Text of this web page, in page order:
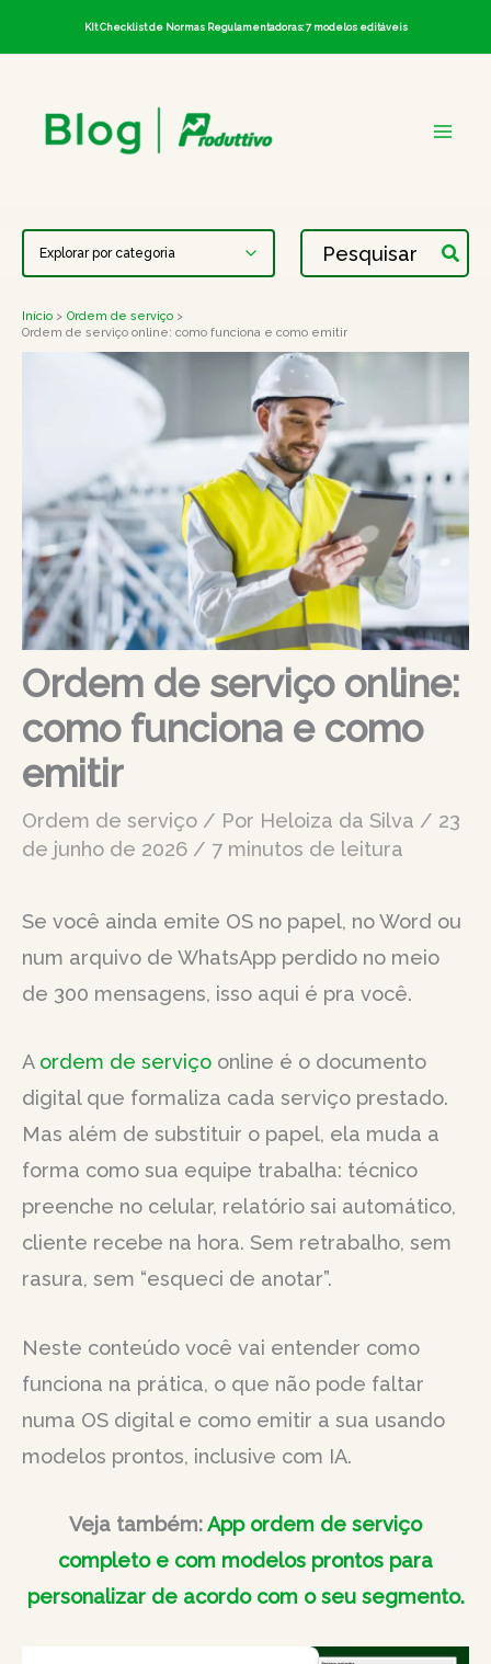
para
conteúdo
KIt Checklist de Normas Regulamentadoras: 7 modelos editáveis
Procurar:
Início
Ordem de serviço
Ordem de serviço online: como funciona e como emitir
Ordem de serviço online:
como funciona e como
emitir
Ordem de serviço / Por Heloiza da Silva / 23
de junho de 2026 / 7 minutos de leitura
Se você ainda emite OS no papel, no Word ou
num arquivo de WhatsApp perdido no meio
de 300 mensagens, isso aqui é pra você.
A ordem de serviço online é o documento
digital que formaliza cada serviço prestado.
Mas além de substituir o papel, ela muda a
forma como sua equipe trabalha: técnico
preenche no celular, relatório sai automático,
cliente recebe na hora. Sem retrabalho, sem
rasura, sem “esqueci de anotar”.
Neste conteúdo você vai entender como
funciona na prática, o que não pode faltar
numa OS digital e como emitir a sua usando
modelos prontos, inclusive com IA.
Veja também:App ordem de serviço
completo e com modelos prontos para
personalizar de acordo com o seu segmento.